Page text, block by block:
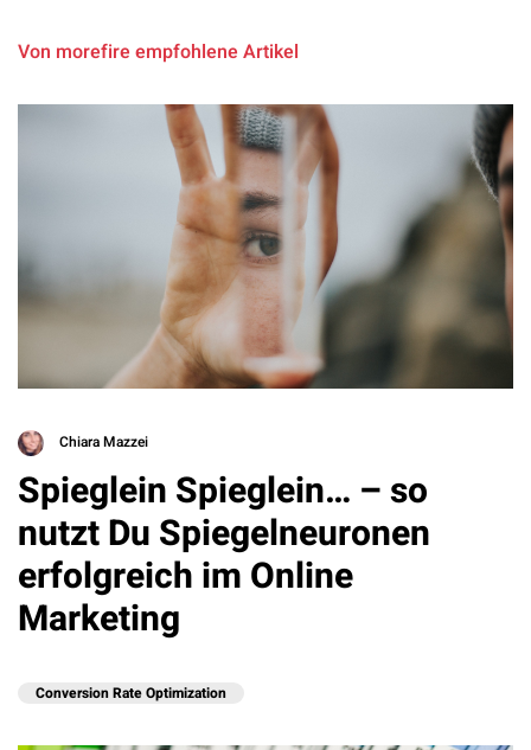
Von morefire empfohlene Artikel
Chiara Mazzei
Spieglein Spieglein… – so
nutzt Du Spiegelneuronen
erfolgreich im Online
Marketing
Conversion Rate Optimization